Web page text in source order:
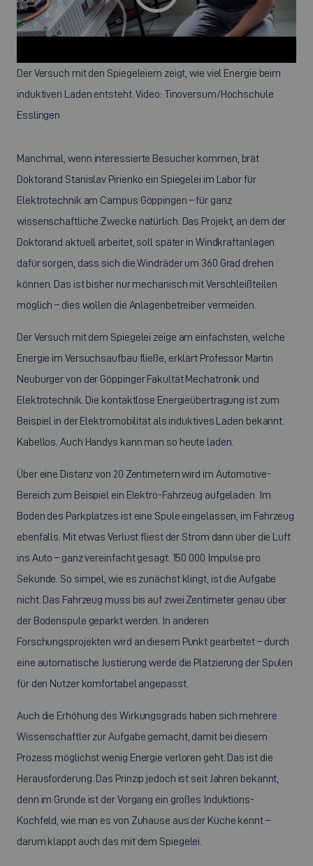
Der Versuch mit den Spiegeleiern zeigt, wie viel Energie beim
induktiven Laden entsteht. Video: Tinoversum/Hochschule
Esslingen
Manchmal, wenn interessierte Besucher kommen, brät
Doktorand Stanislav Pirienko ein Spiegelei im Labor für
Elektrotechnik am Campus Göppingen – für ganz
wissenschaftliche Zwecke natürlich. Das Projekt, an dem der
Doktorand aktuell arbeitet, soll später in Windkraftanlagen
dafür sorgen, dass sich die Windräder um 360 Grad drehen
können. Das ist bisher nur mechanisch mit Verschleißteilen
möglich – dies wollen die Anlagenbetreiber vermeiden.
Der Versuch mit dem Spiegelei zeige am einfachsten, welche
Energie im Versuchsaufbau fließe, erklärt Professor Martin
Neuburger von der Göppinger Fakultät Mechatronik und
Elektrotechnik. Die kontaktlose Energieübertragung ist zum
Beispiel in der Elektromobilität als induktives Laden bekannt.
Kabellos. Auch Handys kann man so heute laden.
Über eine Distanz von 20 Zentimetern wird im Automotive-
Bereich zum Beispiel ein Elektro-Fahrzeug aufgeladen. Im
Boden des Parkplatzes ist eine Spule eingelassen, im Fahrzeug
ebenfalls. Mit etwas Verlust fliest der Strom dann über die Luft
ins Auto – ganz vereinfacht gesagt. 150 000 Impulse pro
Sekunde. So simpel, wie es zunächst klingt, ist die Aufgabe
nicht. Das Fahrzeug muss bis auf zwei Zentimeter genau über
der Bodenspule geparkt werden. In anderen
Forschungsprojekten wird an diesem Punkt gearbeitet – durch
eine automatische Justierung werde die Platzierung der Spulen
für den Nutzer komfortabel angepasst.
Auch die Erhöhung des Wirkungsgrads haben sich mehrere
Wissenschaftler zur Aufgabe gemacht, damit bei diesem
Prozess möglichst wenig Energie verloren geht. Das ist die
Herausforderung. Das Prinzip jedoch ist seit Jahren bekannt,
denn im Grunde ist der Vorgang ein großes Induktions-
Kochfeld, wie man es von Zuhause aus der Küche kennt –
darum klappt auch das mit dem Spiegelei.